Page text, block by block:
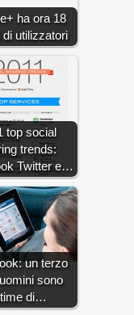
ha ora 18
di utilizzatori
top social
trends:
Twitter e…
un terzo
sono
di…